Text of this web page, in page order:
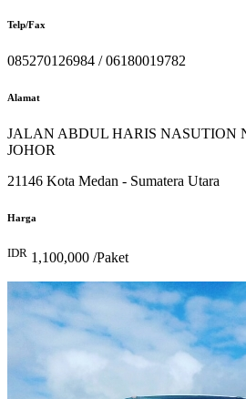
Telp/Fax
085270126984 / 06180019782
Alamat
JALAN ABDUL HARIS NASUTION
JOHOR
21146 Kota Medan - Sumatera Utara
Harga
IDR 1,100,000 /Paket